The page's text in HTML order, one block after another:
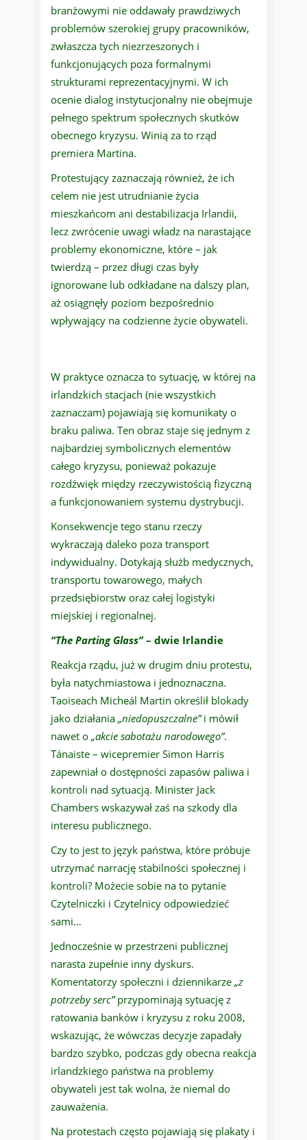
branżowymi nie oddawały prawdziwych
problemów szerokiej grupy pracowników,
zwłaszcza tych niezrzeszonych i
funkcjonujących poza formalnymi
strukturami reprezentacyjnymi. W ich
ocenie dialog instytucjonalny nie obejmuje
pełnego spektrum społecznych skutków
obecnego kryzysu. Winią za to rząd
premiera Martina.
Protestujący zaznaczają również, że ich
celem nie jest utrudnianie życia
mieszkańcom ani destabilizacja Irlandii,
lecz zwrócenie uwagi władz na narastające
problemy ekonomiczne, które – jak
twierdzą – przez długi czas były
ignorowane lub odkładane na dalszy plan,
aż osiągnęły poziom bezpośrednio
wpływający na codzienne życie obywateli.
W praktyce oznacza to sytuację, w której na
irlandzkich stacjach (nie wszystkich
zaznaczam) pojawiają się komunikaty o
braku paliwa. Ten obraz staje się jednym z
najbardziej symbolicznych elementów
całego kryzysu, ponieważ pokazuje
rozdźwięk między rzeczywistością fizyczną
a funkcjonowaniem systemu dystrybucji.
Konsekwencje tego stanu rzeczy
wykraczają daleko poza transport
indywidualny. Dotykają służb medycznych,
transportu towarowego, małych
przedsiębiorstw oraz całej logistyki
miejskiej i regionalnej.
“The Parting Glass”– dwie Irlandie
Reakcja rządu, już w drugim dniu protestu,
była natychmiastowa i jednoznaczna.
Taoiseach Micheál Martin określił blokady
jako działania „niedopuszczalne”i mówił
nawet o „akcie sabotażu narodowego”.
Tánaiste – wicepremier Simon Harris
zapewniał o dostępności zapasów paliwa i
kontroli nad sytuacją. Minister Jack
Chambers wskazywał zaś na szkody dla
interesu publicznego.
Czy to jest to język państwa, które próbuje
utrzymać narrację stabilności społecznej i
kontroli? Możecie sobie na to pytanie
Czytelniczki i Czytelnicy odpowiedzieć
sami…
Jednocześnie w przestrzeni publicznej
narasta zupełnie inny dyskurs.
Komentatorzy społeczni i dziennikarze „z
potrzeby serc”przypominają sytuację z
ratowania banków i kryzysu z roku 2008,
wskazując, że wówczas decyzje zapadały
bardzo szybko, podczas gdy obecna reakcja
irlandzkiego państwa na problemy
obywateli jest tak wolna, że niemal do
zauważenia.
Na protestach często pojawiają się plakaty i